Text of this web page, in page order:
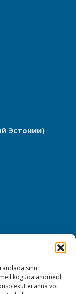
sinu
koguda andmeid,
ei anna või
Эстонии)